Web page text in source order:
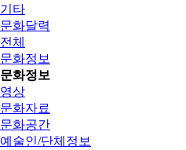
기타
문화달력
전체
문화정보
문화정보
영상
문화자료
문화공간
예술인/단체정보